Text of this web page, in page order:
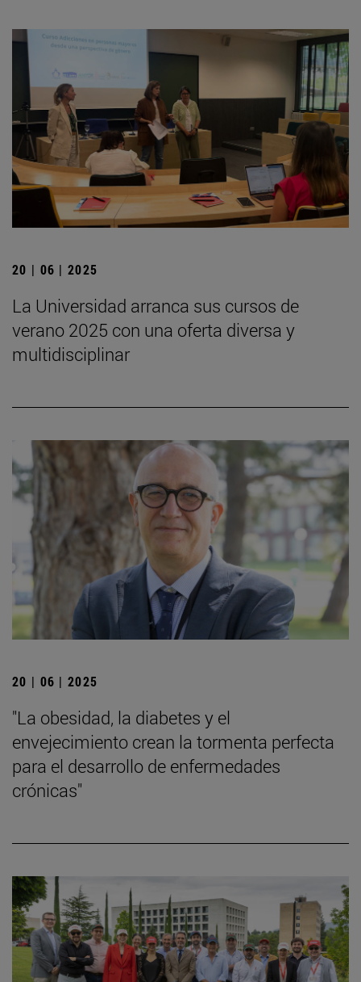
20 | 06 | 2025
La Universidad arranca sus cursos de
verano 2025 con una oferta diversa y
multidisciplinar
20 | 06 | 2025
"La obesidad, la diabetes y el
envejecimiento crean la tormenta perfecta
para el desarrollo de enfermedades
crónicas"